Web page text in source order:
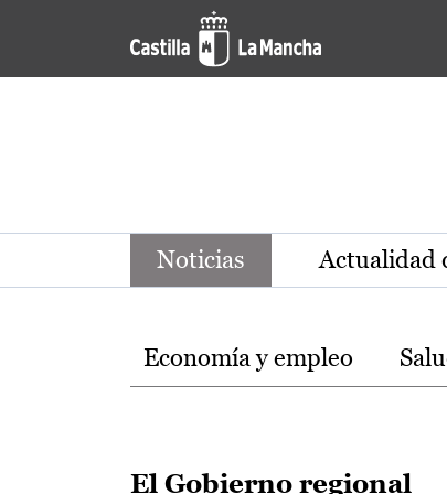
Pasar al contenido principal
Noticias de la región de
Noticias Actualidad
Temas
Economía y empleo
El Gobierno regional